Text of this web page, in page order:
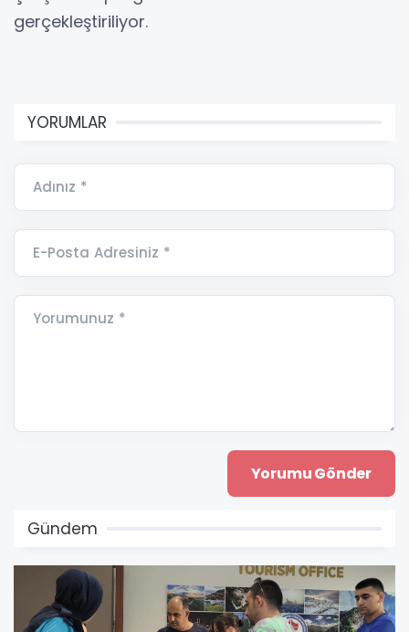
gerçekleştiriliyor.
YORUMLAR
Adınız *
E-Posta Adresiniz *
Yorumunuz *
Gündem